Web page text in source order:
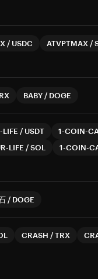
/ USDC ATVPTMAX /
BABY / DOGE
/ USDT
1-COIN-
LIFE /SOL
1-COIN-
/ DOGE
CRASH /TRX